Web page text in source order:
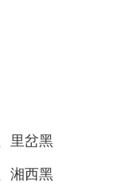
里岔黑
湘西黑